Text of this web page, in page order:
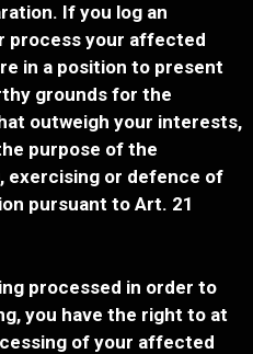
If you log an
process your affected
in a position to present
grounds for the
outweigh your interests,
purpose of the
exercising or defence of
pursuant to Art. 21
processed in order to
you have the right to at
of your affected